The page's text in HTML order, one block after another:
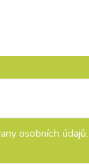
osobních údajů.